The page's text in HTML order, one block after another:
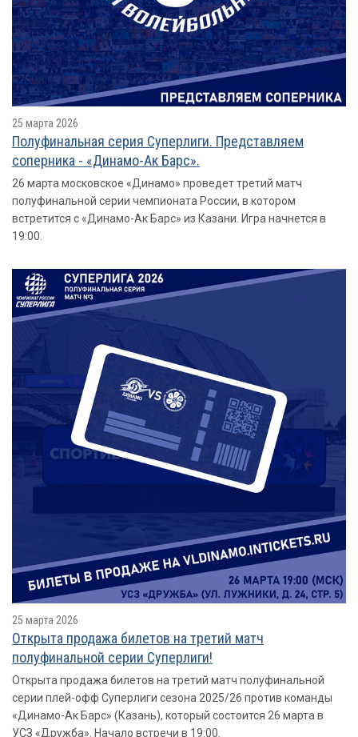
25 марта 2026
Полуфинальная серия Суперлиги. Представляем
соперника - «Динамо-Ак Барс».
26 марта московское «Динамо» проведет третий матч
полуфинальной серии чемпионата России, в котором
встретится с «Динамо-Ак Барс» из Казани. Игра начнется в
19:00.
25 марта 2026
Открыта продажа билетов на третий матч
полуфинальной серии Суперлиги!
Открыта продажа билетов на третий матч полуфинальной
серии плей-офф Суперлиги сезона 2025/26 против команды
«Динамо-Ак Барс» (Казань), который состоится 26 марта в
УСЗ «Дружба». Начало встречи в 19:00.